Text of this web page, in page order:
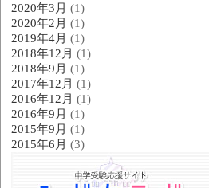
2020年3月 (1)
2020年2月 (1)
2019年4月 (1)
2018年12月 (1)
2018年9月 (1)
2017年12月 (1)
2016年12月 (1)
2016年9月 (1)
2015年9月 (1)
2015年6月 (3)